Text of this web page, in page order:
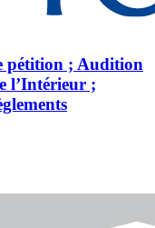
pétition ; Audition
l’Intérieur ;